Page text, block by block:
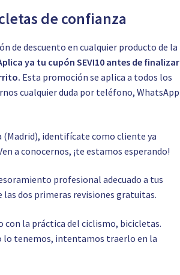
de confianza
de descuento en cualquier producto de la
ya tu cupón SEVI10 antes de finalizar
Esta promoción se aplica a todos los
cualquier duda por teléfono, WhatsApp
(Madrid), identifícate como cliente ya
a conocernos, ¡te estamos esperando!
profesional adecuado a tus
las dos primeras revisiones gratuitas.
la práctica del ciclismo, bicicletas.
lo tenemos, intentamos traerlo en la